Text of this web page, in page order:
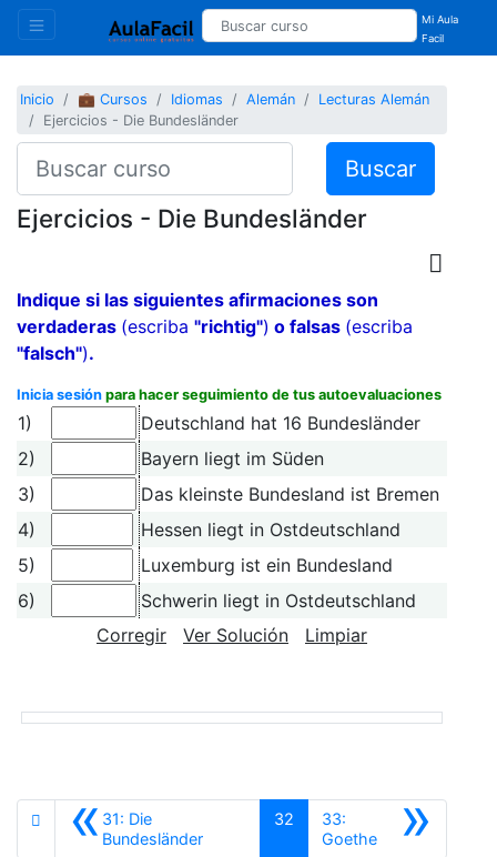
Mi Aula
Facil
Inicio 💼 Cursos Idiomas Alemán
Lecturas Alemán
Ejercicios - Die Bundesländer
Buscar
Ejercicios - Die Bundesländer
Indique si las siguientes afirmaciones son
verdaderas (escriba "richtig") o falsas (escriba
"falsch").
Inicia sesión para hacer seguimiento de tus autoevaluaciones
1)
Deutschland hat 16 Bundesländer
2)
Bayern liegt im Süden
3)
Das kleinste Bundesland ist Bremen
4)
Hessen liegt in Ostdeutschland
5)
Luxemburg ist ein Bundesland
6)
Schwerin liegt in Ostdeutschland
Corregir
Ver Solución Limpiar
«31: Die
BundesländerAnterior
32 »
33:
GoetheSiguiente